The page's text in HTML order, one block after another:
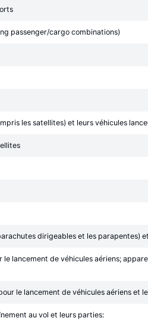
passenger/cargo combinations)
les satellites) et leurs véhicules
dirigeables et les parapentes)
lancement de véhicules aériens;
le lancement de véhicules aériens et
au vol et leurs parties: